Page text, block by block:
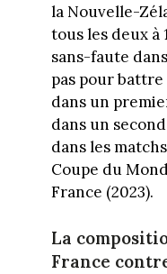
la Nouvelle-
tous les deux à
sans-faute
pas pour
dans un
dans un
dans les
Coupe du
France (2023).
La
France